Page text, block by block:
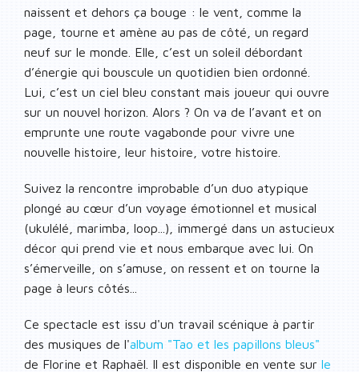
naissent et dehors ça bouge : le vent, comme la
page, tourne et amène au pas de côté, un regard
neuf sur le monde. Elle, c’est un soleil débordant
d’énergie qui bouscule un quotidien bien ordonné.
Lui, c’est un ciel bleu constant mais joueur qui ouvre
sur un nouvel horizon. Alors ? On va de l’avant et on
emprunte une route vagabonde pour vivre une
nouvelle histoire, leur histoire, votre histoire.
Suivez la rencontre improbable d’un duo atypique
plongé au cœur d’un voyage émotionnel et musical
(ukulélé, marimba, loop...), immergé dans un astucieux
décor qui prend vie et nous embarque avec lui. On
s’émerveille, on s’amuse, on ressent et on tourne la
page à leurs côtés...
Ce spectacle est issu d'un travail scénique à partir
des musiques de l'album "Tao et les papillons bleus"
de Florine et Raphaël. Il est disponible en vente sur le